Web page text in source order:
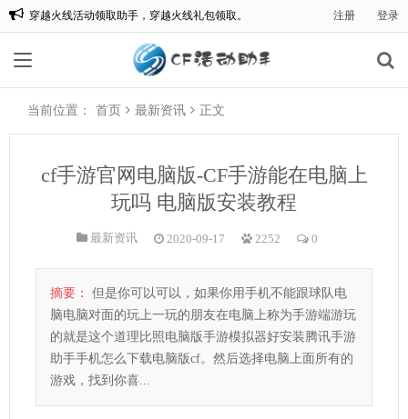
穿越火线活动领取助手，穿越火线礼包领取。
欢迎来到:CF一键领取，CF活动助手一键领取。
注册 登录
当前位置： 首页 最新资讯 正文
cf手游官网电脑版-CF手游能在电脑上
玩吗 电脑版安装教程
最新资讯 2020-09-17 2252 0
摘要：
但是你可以可以，如果你用手机不能跟球队电
脑电脑对面的玩上一玩的朋友在电脑上称为手游端游玩
的就是这个道理比照电脑版手游模拟器好安装腾讯手游
助手手机怎么下载电脑版cf。然后选择电脑上面所有的
游戏，找到你喜...